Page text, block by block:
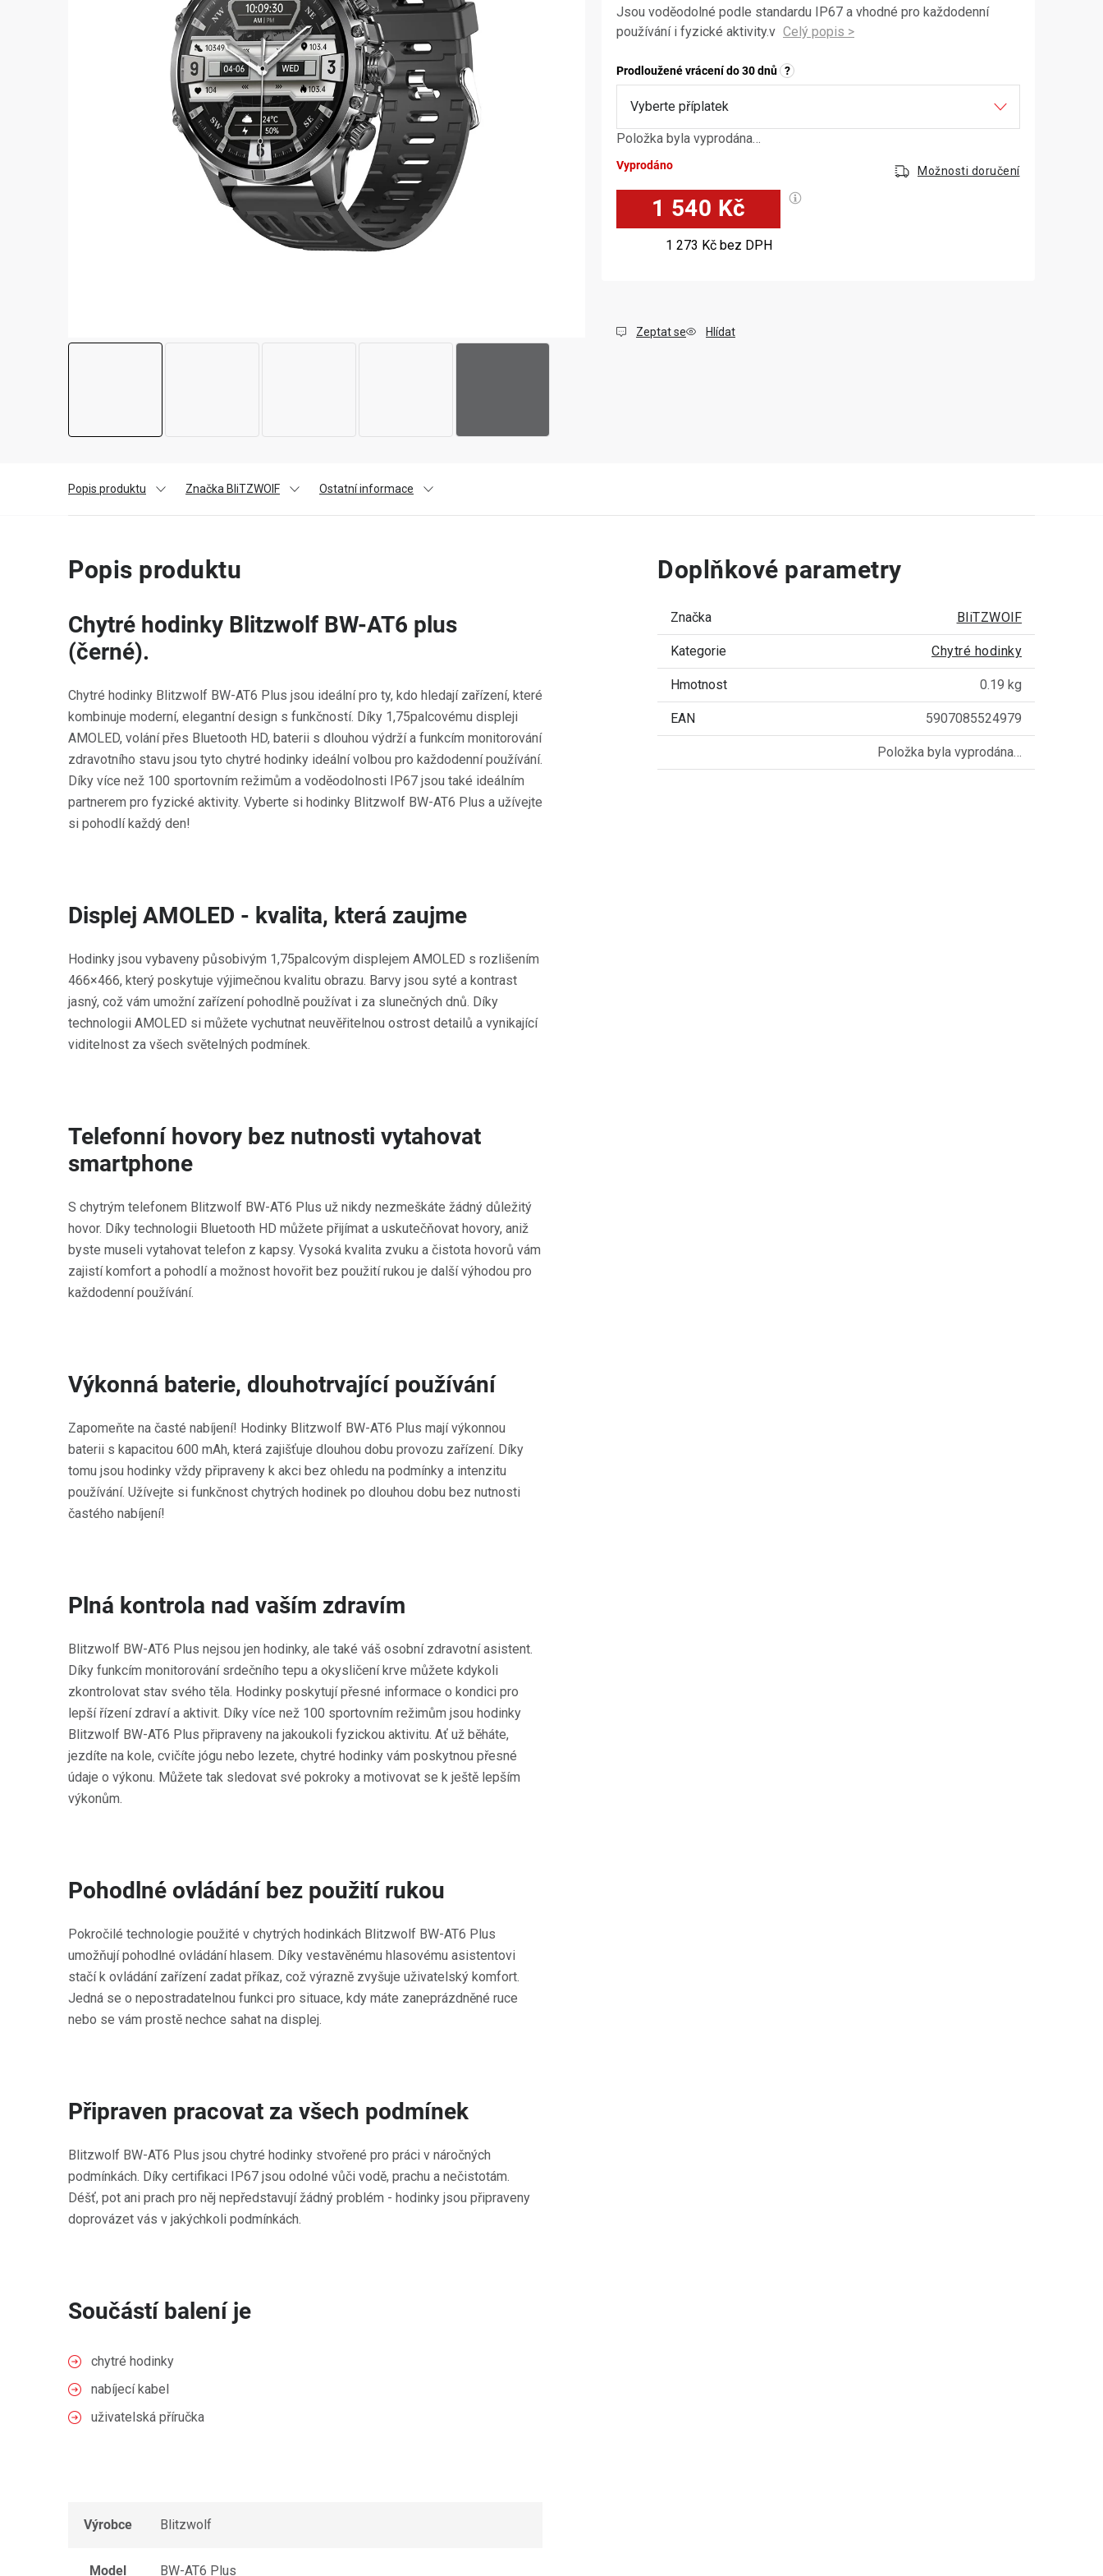
Jsou voděodolné podle standardu IP67 a vhodné pro každodenní
používání i fyzické aktivity.v
Prodloužené vrácení do 30 dnů ?
Položka byla vyprodána…
Vyprodáno Možnosti doručení
1 540 Kč
1 273 Kč bez DPH
Zeptat se Hlídat
Popis produktu Značka BliTZWOlF Ostatní informace
Popis produktu
Chytré hodinky Blitzwolf BW-AT6 plus
(černé).
Chytré hodinky Blitzwolf BW-AT6 Plus jsou ideální pro ty, kdo hledají zařízení, které
kombinuje moderní, elegantní design s funkčností. Díky 1,75palcovému displeji
AMOLED, volání přes Bluetooth HD, baterii s dlouhou výdrží a funkcím monitorování
zdravotního stavu jsou tyto chytré hodinky ideální volbou pro každodenní používání.
Díky více než 100 sportovním režimům a voděodolnosti IP67 jsou také ideálním
partnerem pro fyzické aktivity. Vyberte si hodinky Blitzwolf BW-AT6 Plus a užívejte
si pohodlí každý den!
Displej AMOLED - kvalita, která zaujme
Hodinky jsou vybaveny působivým 1,75palcovým displejem AMOLED s rozlišením
466×466, který poskytuje výjimečnou kvalitu obrazu. Barvy jsou syté a kontrast
jasný, což vám umožní zařízení pohodlně používat i za slunečných dnů. Díky
technologii AMOLED si můžete vychutnat neuvěřitelnou ostrost detailů a vynikající
viditelnost za všech světelných podmínek.
Telefonní hovory bez nutnosti vytahovat
smartphone
S chytrým telefonem Blitzwolf BW-AT6 Plus už nikdy nezmeškáte žádný důležitý
hovor. Díky technologii Bluetooth HD můžete přijímat a uskutečňovat hovory, aniž
byste museli vytahovat telefon z kapsy. Vysoká kvalita zvuku a čistota hovorů vám
zajistí komfort a pohodlí a možnost hovořit bez použití rukou je další výhodou pro
každodenní používání.
Výkonná baterie, dlouhotrvající používání
Zapomeňte na časté nabíjení! Hodinky Blitzwolf BW-AT6 Plus mají výkonnou
baterii s kapacitou 600 mAh, která zajišťuje dlouhou dobu provozu zařízení. Díky
tomu jsou hodinky vždy připraveny k akci bez ohledu na podmínky a intenzitu
používání. Užívejte si funkčnost chytrých hodinek po dlouhou dobu bez nutnosti
častého nabíjení!
Plná kontrola nad vaším zdravím
Blitzwolf BW-AT6 Plus nejsou jen hodinky, ale také váš osobní zdravotní asistent.
Díky funkcím monitorování srdečního tepu a okysličení krve můžete kdykoli
zkontrolovat stav svého těla. Hodinky poskytují přesné informace o kondici pro
lepší řízení zdraví a aktivit. Díky více než 100 sportovním režimům jsou hodinky
Blitzwolf BW-AT6 Plus připraveny na jakoukoli fyzickou aktivitu. Ať už běháte,
jezdíte na kole, cvičíte jógu nebo lezete, chytré hodinky vám poskytnou přesné
údaje o výkonu. Můžete tak sledovat své pokroky a motivovat se k ještě lepším
výkonům.
Pohodlné ovládání bez použití rukou
Pokročilé technologie použité v chytrých hodinkách Blitzwolf BW-AT6 Plus
umožňují pohodlné ovládání hlasem. Díky vestavěnému hlasovému asistentovi
stačí k ovládání zařízení zadat příkaz, což výrazně zvyšuje uživatelský komfort.
Jedná se o nepostradatelnou funkci pro situace, kdy máte zaneprázdněné ruce
nebo se vám prostě nechce sahat na displej.
Připraven pracovat za všech podmínek
Blitzwolf BW-AT6 Plus jsou chytré hodinky stvořené pro práci v náročných
podmínkách. Díky certifikaci IP67 jsou odolné vůči vodě, prachu a nečistotám.
Déšť, pot ani prach pro něj nepředstavují žádný problém - hodinky jsou připraveny
doprovázet vás v jakýchkoli podmínkách.
Součástí balení je
chytré hodinky
nabíjecí kabel
uživatelská příručka
Výrobce Blitzwolf
Model BW-AT6 Plus
Doplňkové parametry
Značka BliTZWOlF
Kategorie Chytré hodinky
Hmotnost 0.19 kg
EAN 5907085524979
Položka byla vyprodána…